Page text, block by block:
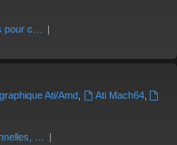
pour c…
Ati/Amd, Ati Mach64,
…